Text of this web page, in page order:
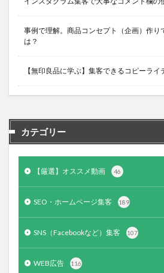
事例で理解。商品コンセプト（企画）作り
は？
【無印良品に学ぶ】集客できるコピーライ
カテゴリー
【厳選】オススメ動画 46
SEO・ホームページ集客 189
SNS（Facebookなど）集客 107
WEB広告 116